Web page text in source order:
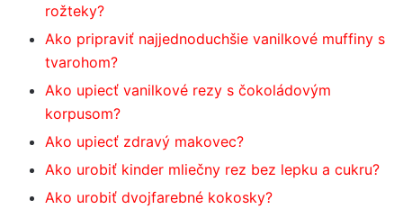
rožteky?
Ako pripraviť najjednoduchšie vanilkové muffiny s
tvarohom?
Ako upiecť vanilkové rezy s čokoládovým
korpusom?
Ako upiecť zdravý makovec?
Ako urobiť kinder mliečny rez bez lepku a cukru?
Ako urobiť dvojfarebné kokosky?